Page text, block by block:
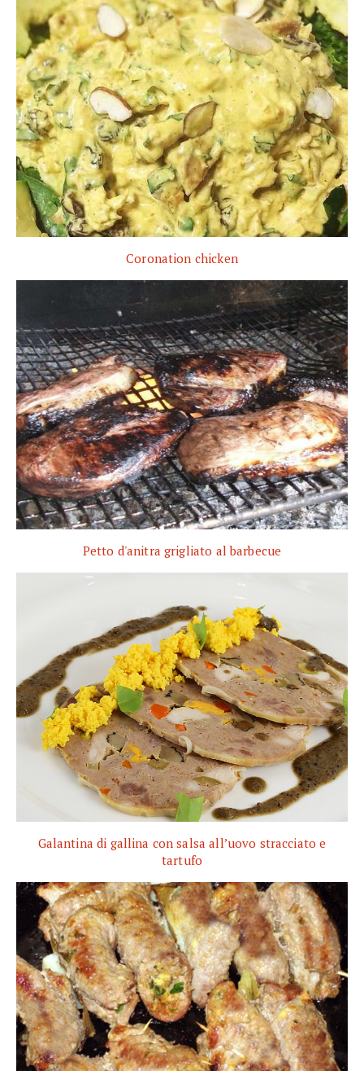
Coronation chicken
Petto d'anitra grigliato al barbecue
Galantina di gallina con salsa all’uovo stracciato e
tartufo